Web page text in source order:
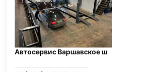
Автосервис Варшавское ш